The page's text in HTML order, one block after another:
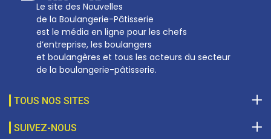
Le site des Nouvelles
de la Boulangerie-Pâtisserie
est le média en ligne pour les chefs
d’entreprise, les boulangers
et boulangères et tous les acteurs du secteur
de la boulangerie-pâtisserie.
TOUS NOS SITES
SUIVEZ-NOUS